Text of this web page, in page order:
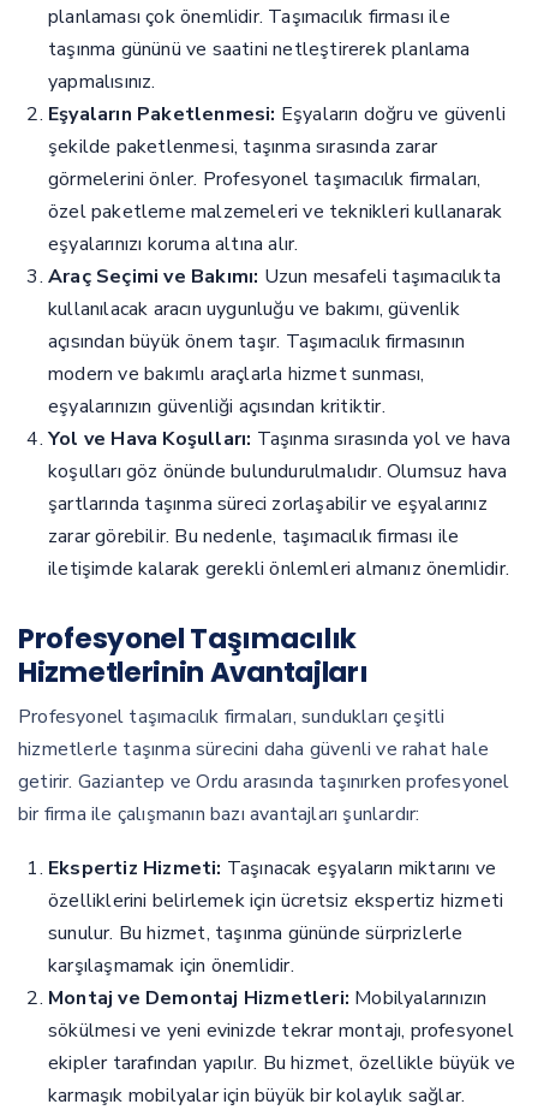
planlaması çok önemlidir. Taşımacılık firması ile
taşınma gününü ve saatini netleştirerek planlama
yapmalısınız.
Eşyaların Paketlenmesi: Eşyaların doğru ve güvenli
şekilde paketlenmesi, taşınma sırasında zarar
görmelerini önler. Profesyonel taşımacılık firmaları,
özel paketleme malzemeleri ve teknikleri kullanarak
eşyalarınızı koruma altına alır.
Araç Seçimi ve Bakımı: Uzun mesafeli taşımacılıkta
kullanılacak aracın uygunluğu ve bakımı, güvenlik
açısından büyük önem taşır. Taşımacılık firmasının
modern ve bakımlı araçlarla hizmet sunması,
eşyalarınızın güvenliği açısından kritiktir.
Yol ve Hava Koşulları: Taşınma sırasında yol ve hava
koşulları göz önünde bulundurulmalıdır. Olumsuz hava
şartlarında taşınma süreci zorlaşabilir ve eşyalarınız
zarar görebilir. Bu nedenle, taşımacılık firması ile
iletişimde kalarak gerekli önlemleri almanız önemlidir.
Profesyonel Taşımacılık
Hizmetlerinin Avantajları
Profesyonel taşımacılık firmaları, sundukları çeşitli
hizmetlerle taşınma sürecini daha güvenli ve rahat hale
getirir. Gaziantep ve Ordu arasında taşınırken profesyonel
bir firma ile çalışmanın bazı avantajları şunlardır:
Ekspertiz Hizmeti: Taşınacak eşyaların miktarını ve
özelliklerini belirlemek için ücretsiz ekspertiz hizmeti
sunulur. Bu hizmet, taşınma gününde sürprizlerle
karşılaşmamak için önemlidir.
Montaj ve Demontaj Hizmetleri: Mobilyalarınızın
sökülmesi ve yeni evinizde tekrar montajı, profesyonel
ekipler tarafından yapılır. Bu hizmet, özellikle büyük ve
karmaşık mobilyalar için büyük bir kolaylık sağlar.